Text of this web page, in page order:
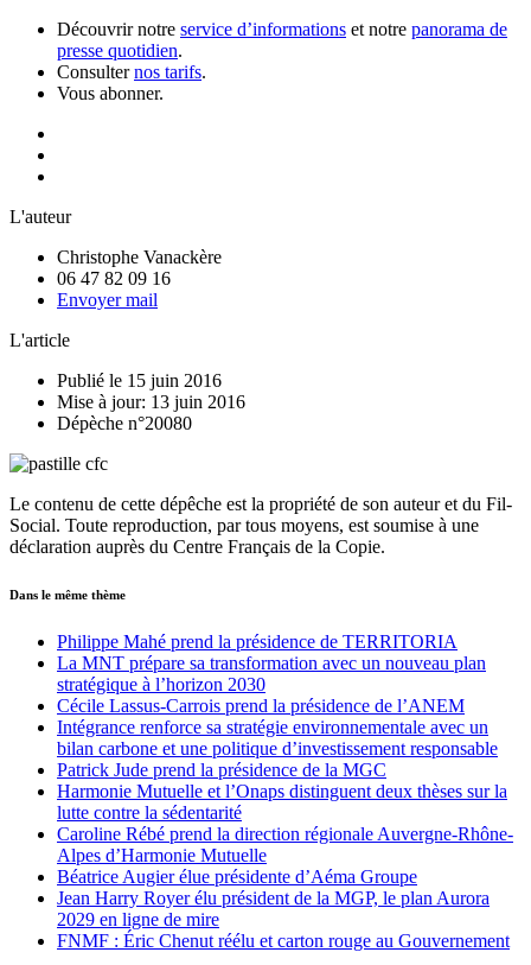
Découvrir notre service d’informations et notre panorama de
presse quotidien.
Consulternos tarifs.
Vous abonner.
L'auteur
Christophe Vanackère
06 47 82 09 16
Envoyer mail
L'article
Publié le 15 juin 2016
Mise à jour: 13 juin 2016
Dépèche n°20080
Le contenu de cette dépêche est la propriété de son auteur et du Fil-
Social. Toute reproduction, par tous moyens, est soumise à une
déclaration auprès du Centre Français de la Copie.
Dans le même thème
Philippe Mahé prend la présidence de TERRITORIA
La MNT prépare sa transformation avec un nouveau plan
stratégique à l’horizon 2030
Cécile Lassus-Carrois prend la présidence de l’ANEM
Intégrance renforce sa stratégie environnementale avec un
bilan carbone et une politique d’investissement responsable
Patrick Jude prend la présidence de la MGC
Harmonie Mutuelle et l’Onaps distinguent deux thèses sur la
lutte contre la sédentarité
Caroline Rébé prend la direction régionale Auvergne-Rhône-
Alpes d’Harmonie Mutuelle
Béatrice Augier élue présidente d’Aéma Groupe
Jean Harry Royer élu président de la MGP, le plan Aurora
2029 en ligne de mire
FNMF : Éric Chenut réélu et carton rouge au Gouvernement